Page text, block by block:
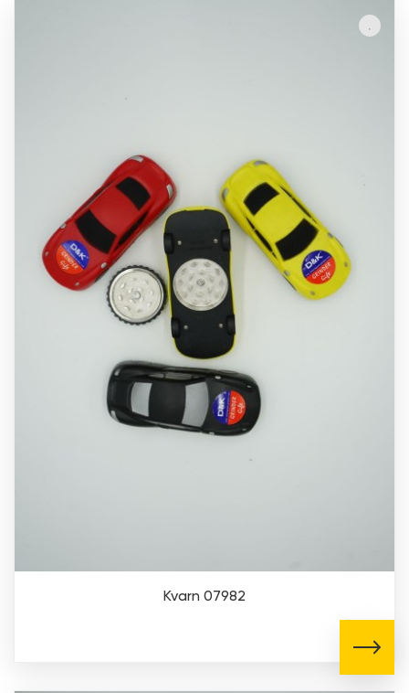
Kvarn 07982